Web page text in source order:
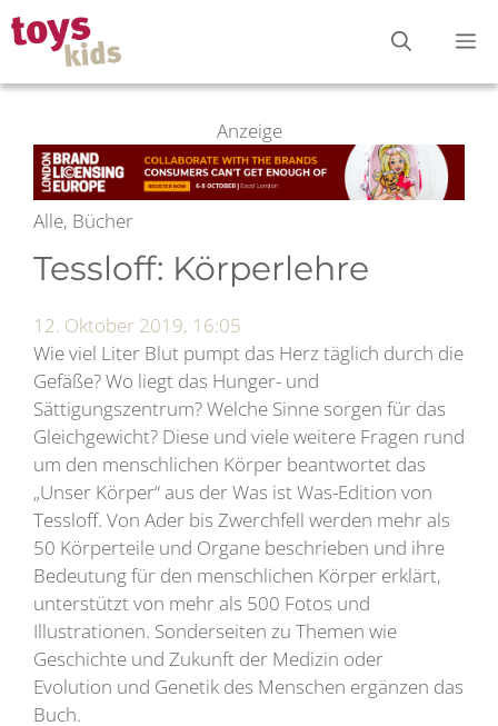
Zum
Inhalt
springen
Anzeige
Alle, Bücher
Tessloff: Körperlehre
12. Oktober 2019, 16:05
Wie viel Liter Blut pumpt das Herz täglich durch die
Gefäße? Wo liegt das Hunger- und
Sättigungszentrum? Welche Sinne sorgen für das
Gleichgewicht? Diese und viele weitere Fragen rund
um den menschlichen Körper beantwortet das
„Unser Körper“ aus der Was ist Was-Edition von
Tessloff. Von Ader bis Zwerchfell werden mehr als
50 Körperteile und Organe beschrieben und ihre
Bedeutung für den menschlichen Körper erklärt,
unterstützt von mehr als 500 Fotos und
Illustrationen. Sonderseiten zu Themen wie
Geschichte und Zukunft der Medizin oder
Evolution und Genetik des Menschen ergänzen das
Buch.